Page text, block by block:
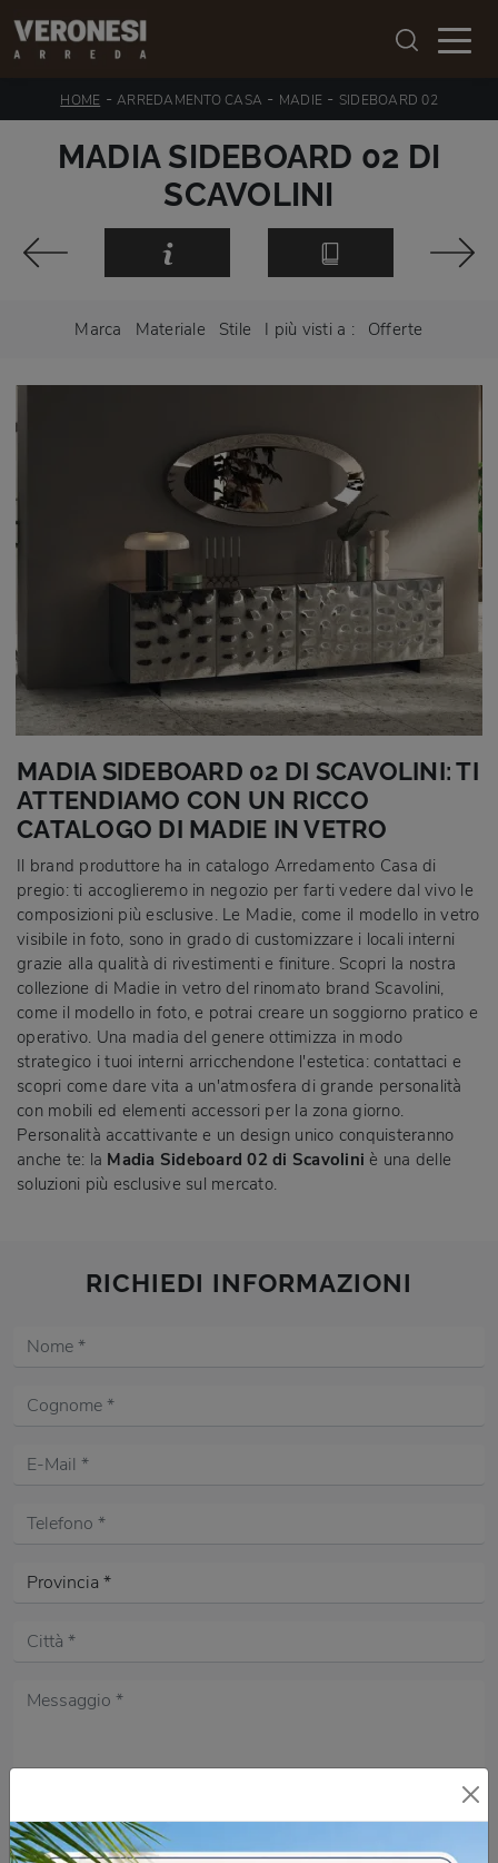
HOME - ARREDAMENTO CASA - MADIE - SIDEBOARD 02
MADIA SIDEBOARD 02 DI
SCAVOLINI
Marca Materiale Stile I più visti a : Offerte
MADIA SIDEBOARD 02 DI SCAVOLINI: TI
ATTENDIAMO CON UN RICCO
CATALOGO DI MADIE IN VETRO
Il brand produttore ha in catalogo Arredamento Casa di
pregio: ti accoglieremo in negozio per farti vedere dal vivo le
composizioni più esclusive. Le Madie, come il modello in vetro
visibile in foto, sono in grado di customizzare i locali interni
grazie alla qualità di rivestimenti e finiture. Scopri la nostra
collezione di Madie in vetro del rinomato brand Scavolini,
come il modello in foto, e potrai creare un soggiorno pratico e
operativo. Una madia del genere ottimizza in modo
strategico i tuoi interni arricchendone l'estetica: contattaci e
scopri come dare vita a un'atmosfera di grande personalità
con mobili ed elementi accessori per la zona giorno.
Personalità accattivante e un design unico conquisteranno
anche te: la Madia Sideboard 02 di Scavolini è una delle
soluzioni più esclusive sul mercato.
RICHIEDI INFORMAZIONI
Acconsento all'informativa sulla